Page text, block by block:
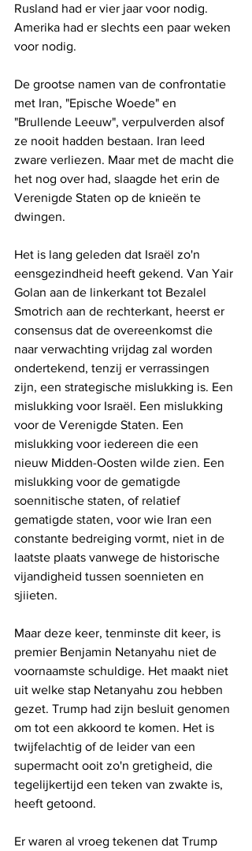
Rusland had er vier jaar voor nodig.
Amerika had er slechts een paar weken
voor nodig.
De grootse namen van de confrontatie
met Iran, "Epische Woede" en
"Brullende Leeuw", verpulverden alsof
ze nooit hadden bestaan. Iran leed
zware verliezen. Maar met de macht die
het nog over had, slaagde het erin de
Verenigde Staten op de knieën te
dwingen.
Het is lang geleden dat Israël zo'n
eensgezindheid heeft gekend. Van Yair
Golan aan de linkerkant tot Bezalel
Smotrich aan de rechterkant, heerst er
consensus dat de overeenkomst die
naar verwachting vrijdag zal worden
ondertekend, tenzij er verrassingen
zijn, een strategische mislukking is. Een
mislukking voor Israël. Een mislukking
voor de Verenigde Staten. Een
mislukking voor iedereen die een
nieuw Midden-Oosten wilde zien. Een
mislukking voor de gematigde
soennitische staten, of relatief
gematigde staten, voor wie Iran een
constante bedreiging vormt, niet in de
laatste plaats vanwege de historische
vijandigheid tussen soennieten en
sjiieten.
Maar deze keer, tenminste dit keer, is
premier Benjamin Netanyahu niet de
voornaamste schuldige. Het maakt niet
uit welke stap Netanyahu zou hebben
gezet. Trump had zijn besluit genomen
om tot een akkoord te komen. Het is
twijfelachtig of de leider van een
supermacht ooit zo'n gretigheid, die
tegelijkertijd een teken van zwakte is,
heeft getoond.
Er waren al vroeg tekenen dat Trump